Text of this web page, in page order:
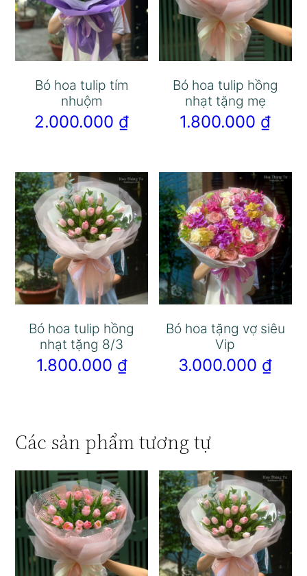
Bó hoa tulip tím
nhuộm
2.000.000 ₫
Bó hoa tulip hồng
nhạt tặng mẹ
1.800.000 ₫
Bó hoa tulip hồng
nhạt tặng 8/3
1.800.000 ₫
Bó hoa tặng vợ siêu
Vip
3.000.000 ₫
Các sản phẩm tương tự